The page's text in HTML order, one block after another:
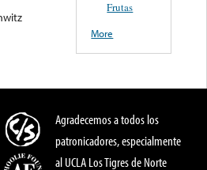
Frutas
More
Agradecemos a todos los
patronicadores, especialmente
al UCLA Los Tigres de Norte